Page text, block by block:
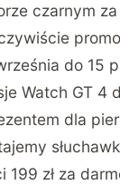
czarnym za
do 15
Watch GT 4
dla
199 zł za